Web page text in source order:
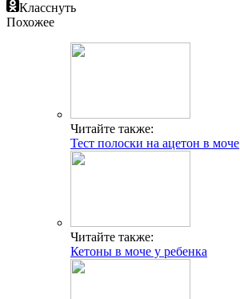
Класснуть
Похожее
Читайте также:
Тест полоски на ацетон в моче
Читайте также:
Кетоны в моче у ребенка